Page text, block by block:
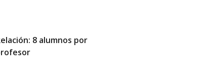
8 alumnos por